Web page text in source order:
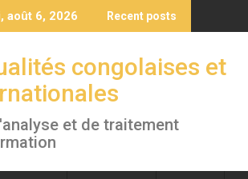
août 6, 2026 Recent posts
congolaises et
et de traitement